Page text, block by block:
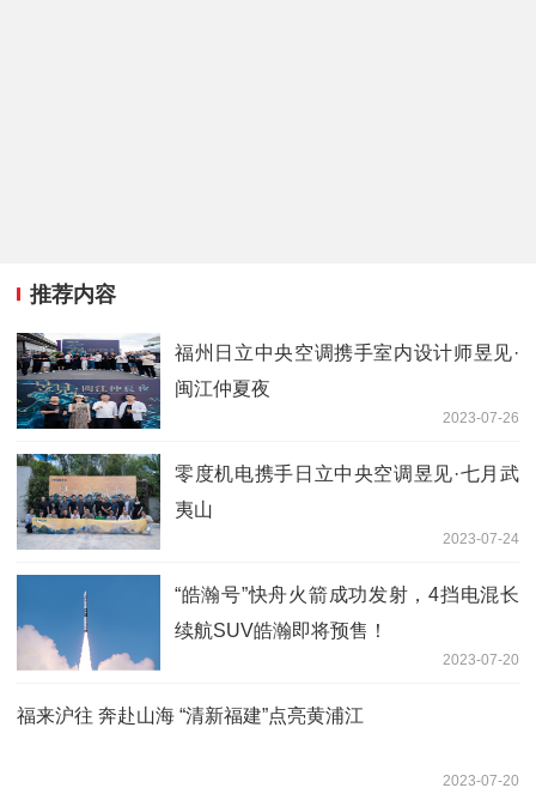
推荐内容
福州日立中央空调携手室内设计师昱见·
闽江仲夏夜
2023-07-26
零度机电携手日立中央空调昱见·七月武
夷山
2023-07-24
“皓瀚号”快舟火箭成功发射，4挡电混长
续航SUV皓瀚即将预售！
2023-07-20
福来沪往 奔赴山海 “清新福建”点亮黄浦江
2023-07-20